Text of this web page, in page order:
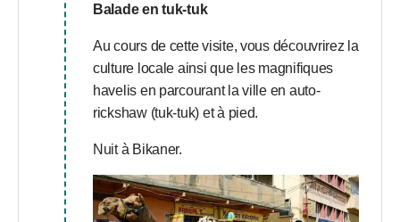
Balade en tuk-tuk
Au cours de cette visite, vous découvrirez la
culture locale ainsi que les magnifiques
havelis en parcourant la ville en auto-
rickshaw (tuk-tuk) et à pied.
Nuit à Bikaner.